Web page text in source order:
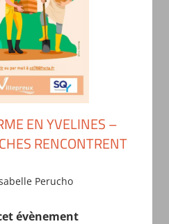
EN YVELINES –
RENCONTRENT
Perucho
évènement